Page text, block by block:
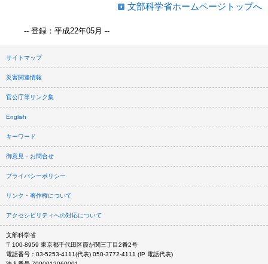
文部科学省ホームページトップへ
-- 登録：平成22年05月 --
サイトマップ
災害関連情報
官公庁等リンク集
English
キーワード
御意見・お問合せ
プライバシーポリシー
リンク・著作権について
アクセシビリティへの対応について
文部科学省
〒100-8959 東京都千代田区霞が関三丁目2番2号
電話番号：03-5253-4111(代表) 050-3772-4111 (IP 電話代表)